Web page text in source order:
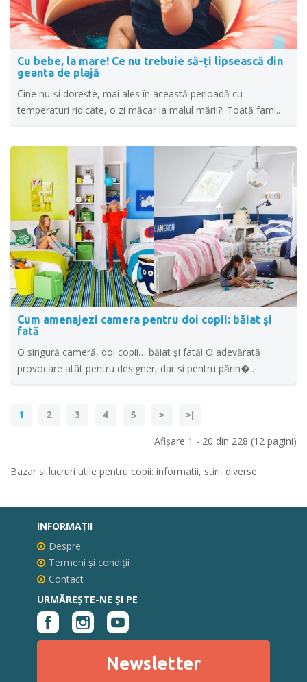
Cu bebe, la mare! Ce nu trebuie să-ți lipsească din
geanta de plajă
Cine nu-și dorește, mai ales în această perioadă cu
temperaturi ridicate, o zi măcar la malul mării?! Toată fami..
Cum amenajezi camera pentru doi copii: băiat și
fată
O singură cameră, doi copii… băiat și fată! O adevărată
provocare atât pentru designer, dar și pentru părin�..
1 2 3 4 5 > >|
Afişare 1 - 20 din 228 (12 pagini)
Bazar si lucruri utile pentru copii: informatii, stiri, diverse.
INFORMAŢII
Despre
Termeni și condiții
Contact
URMĂREȘTE-NE ȘI PE
Newsletter